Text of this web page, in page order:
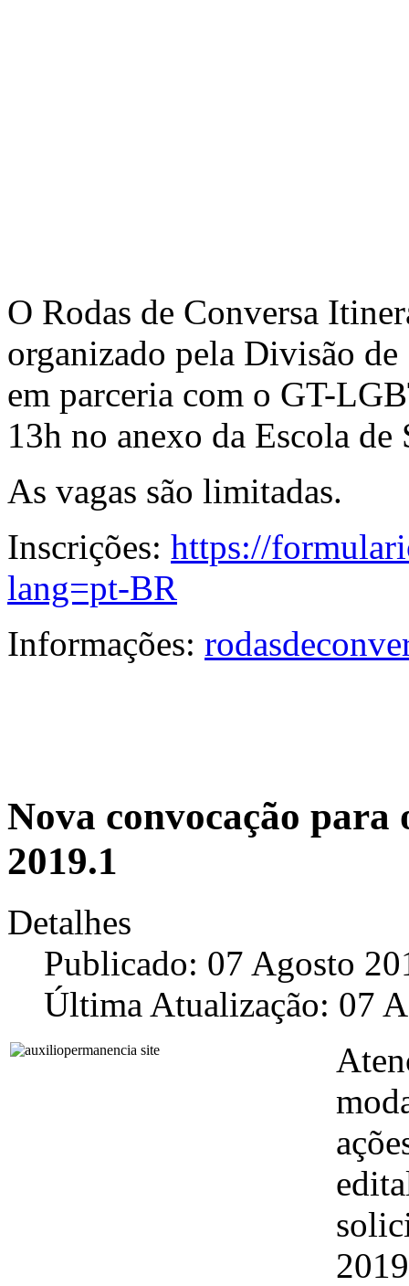
O Rodas de Conversa
organizado pela Divisão
em parceria com o GT-
13h no anexo da Escola
As vagas são limitadas.
Inscrições: https://
lang=pt-BR
Informações:
Nova convocação
2019.1
Detalhes
Publicado: 07 Agosto
Última Atualização: 07